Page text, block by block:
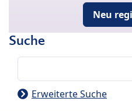
Neu
Suche
Erweiterte Suche